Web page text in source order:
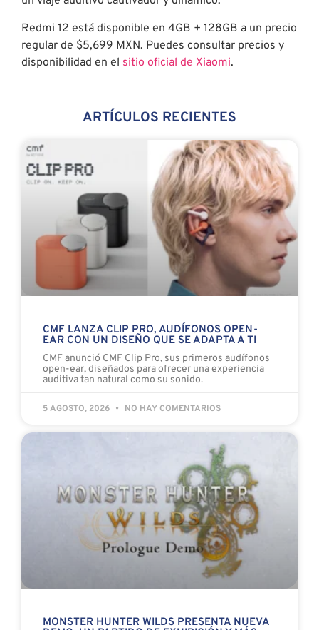
Redmi 12 está disponible en 4GB + 128GB a un precio
regular de $5,699 MXN. Puedes consultar precios y
disponibilidad en el sitio oficial de Xiaomi.
ARTÍCULOS RECIENTES
CMF LANZA CLIP PRO, AUDÍFONOS OPEN-
EAR CON UN DISEÑO QUE SE ADAPTA A TI
CMF anunció CMF Clip Pro, sus primeros audífonos
open-ear, diseñados para ofrecer una experiencia
auditiva tan natural como su sonido.
5 AGOSTO, 2026 NO HAY COMENTARIOS
MONSTER HUNTER WILDS PRESENTA NUEVA